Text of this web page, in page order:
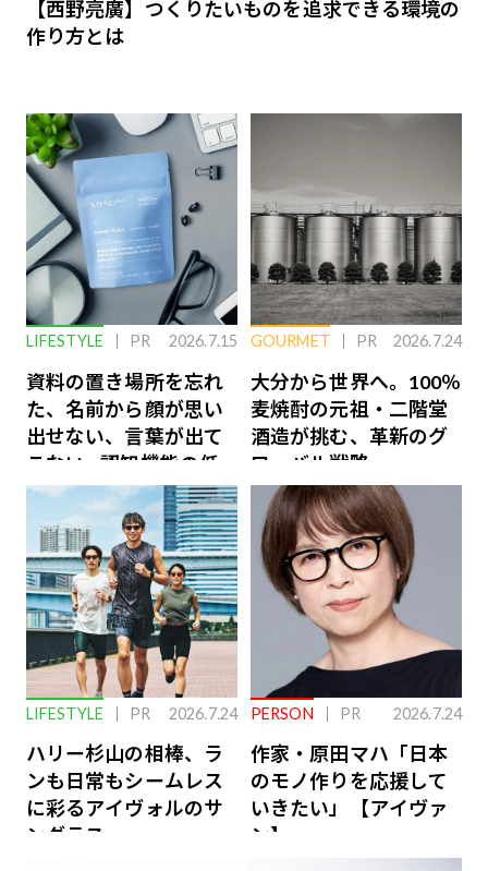
【西野亮廣】つくりたいものを追求できる環境の
作り方とは
LIFESTYLE PR 2026.7.15
資料の置き場所を忘れ
た、名前から顔が思い
出せない、言葉が出て
こない…認知機能の低
下を救う、脳のインナ
ーケアとは
GOURMET PR 2026.7.24
大分から世界へ。100％
麦焼酎の元祖・二階堂
酒造が挑む、革新のグ
ローバル戦略
LIFESTYLE PR 2026.7.24
ハリー杉山の相棒、ラ
ンも日常もシームレス
に彩るアイヴォルのサ
ングラス
PERSON PR 2026.7.24
作家・原田マハ「日本
のモノ作りを応援して
いきたい」【アイヴァ
ン】